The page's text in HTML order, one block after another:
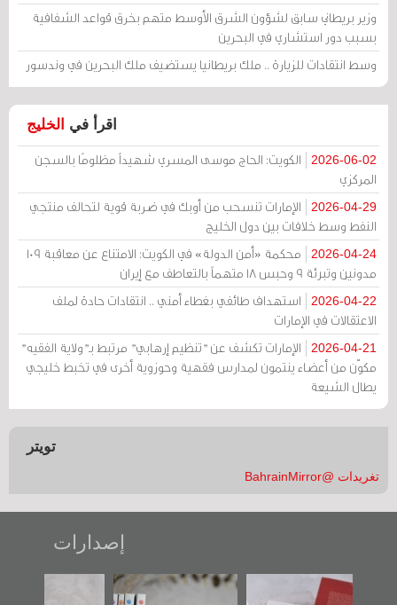
وزير بريطاني سابق لشؤون الشرق الأوسط متهم بخرق قواعد الشفافية
بسبب دور استشاري في البحرين
وسط انتقادات للزيارة .. ملك بريطانيا يستضيف ملك البحرين في وندسور
اقرأ في الخليج
2026-06-02
الكويت: الحاج موسى المسري شهيداً مظلومًا بالسجن
المركزي
2026-04-29
الإمارات تنسحب من أوبك في ضربة قوية لتحالف منتجي
النفط وسط خلافات بين دول الخليج
2026-04-24
محكمة «أمن الدولة» في الكويت: الامتناع عن معاقبة 109
مدونين وتبرئة 9 وحبس 18 متهماً بالتعاطف مع إيران
2026-04-22
استهداف طائفي بغطاء أمني .. انتقادات حادة لملف
الاعتقالات في الإمارات
2026-04-21
الإمارات تكشف عن "تنظيم إرهابي" مرتبط بـ"ولاية الفقيه"
مكوّن من أعضاء ينتمون لمدارس فقهية وحوزوية أخرى في تخبط خليجي
يطال الشيعة
تويتر
تغريدات @BahrainMirror
إصدارات
"حماة الباب الأخير":
تصنيف موضوعي